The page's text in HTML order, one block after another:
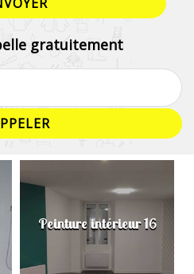
gratuitement
Peinture intérieur 16